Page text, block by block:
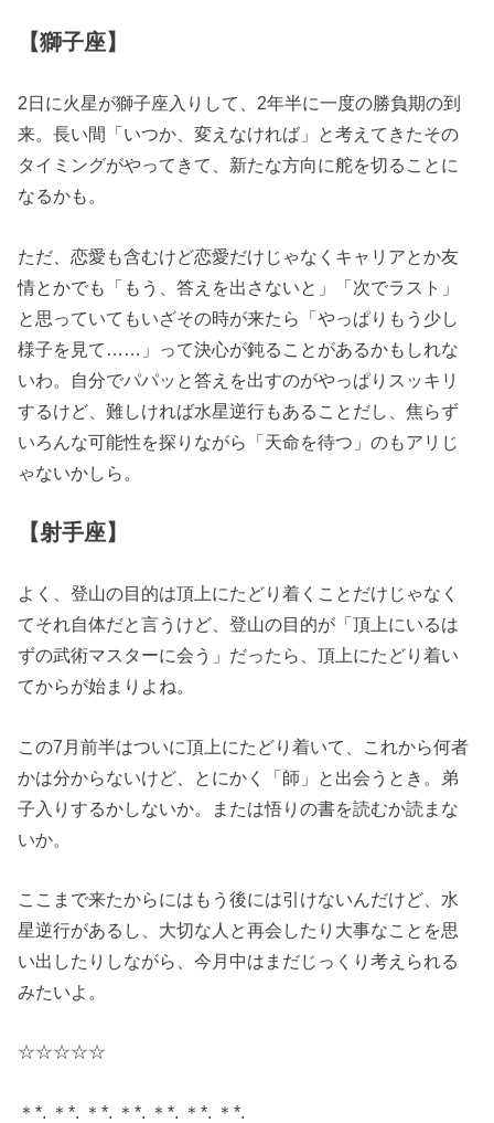
【獅子座】
2日に火星が獅子座入りして、2年半に一度の勝負期の到
来。長い間「いつか、変えなければ」と考えてきたその
タイミングがやってきて、新たな方向に舵を切ることに
なるかも。
ただ、恋愛も含むけど恋愛だけじゃなくキャリアとか友
情とかでも「もう、答えを出さないと」「次でラスト」
と思っていてもいざその時が来たら「やっぱりもう少し
様子を見て……」って決心が鈍ることがあるかもしれな
いわ。自分でパパッと答えを出すのがやっぱりスッキリ
するけど、難しければ水星逆行もあることだし、焦らず
いろんな可能性を探りながら「天命を待つ」のもアリじ
ゃないかしら。
【射手座】
よく、登山の目的は頂上にたどり着くことだけじゃなく
てそれ自体だと言うけど、登山の目的が「頂上にいるは
ずの武術マスターに会う」だったら、頂上にたどり着い
てからが始まりよね。
この7月前半はついに頂上にたどり着いて、これから何者
かは分からないけど、とにかく「師」と出会うとき。弟
子入りするかしないか。または悟りの書を読むか読まな
いか。
ここまで来たからにはもう後には引けないんだけど、水
星逆行があるし、大切な人と再会したり大事なことを思
い出したりしながら、今月中はまだじっくり考えられる
みたいよ。
☆☆☆☆☆
＊*. ＊*. ＊*. ＊*. ＊*. ＊*. ＊*.